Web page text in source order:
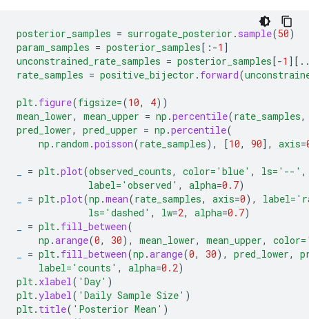
posterior_samples = surrogate_posterior . sample(50)
param_samples = posterior_samples [ :-1 ]
unconstrained_rate_samples = posterior_samples [-1
rate_samples = positive_bijector . forward(
plt. figure(figsize=(10, 4))
mean_lower, mean_upper = np .percentile(rate_samples,
pred_lower, pred_upper = np .percentile(
np . random .poisson(rate_samples), [10, 90], axis=
= plt.plot(observed_counts, color='blue' , ls='--' ,
label='observed' , alpha=0.7)
= plt.plot(np .mean(rate_samples, axis=0),
ls='dashed' , lw=2, alpha=0.7)
= plt. fill_between(
np .arange(0, 30), mean_lower, mean_upper,
= plt. fill_between(np .arange(0, 30), pred_lower,
label='counts' , alpha=0.2)
plt. xlabel( 'Day' )
plt.ylabel( 'Daily Sample Size' )
plt. title( 'Posterior Mean' )